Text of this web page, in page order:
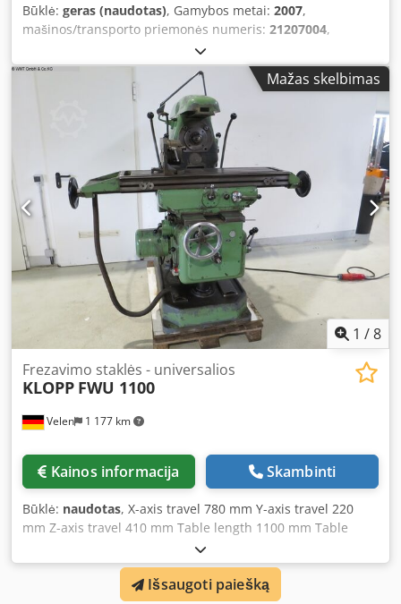
Būklė: geras (naudotas), Gamybos metai: 2007,
mašinos/transporto priemonės numeris: 21207004,
Pasiūlymas 25434 Techniniai duomenys: - Ašių darbinė
eiga Dodpfx Asx Dl Hhoc Heck - X (išilginė) / Y (skersinė) / Z
(vertikali) 750 / 380 / 380 mm - Stalo matmenys 1300 x 300
mm - Įrankio tvirtinimas ISO 40 - Automatinis grąžto
įpresavimo pastūma - Įpresavimo eiga - Sriegimo įrenginys
140 mm - Atstumas tarp vertikalios ašies ir stalo 20 - 540
mm - Darbinio veleno apsisukimų dažnis 80 - 3800 aps/min
- X – Y ir Z ašių pastūma - Greita eiga 1400 mm/min - 45° į
kairę ir dešinę pasukamas vertikalus frezavimo galvutė -
360° pasukamas viršutinis svirtis - Aušinimo skysčio
sistema - Pavara 400 V / 5,0 kW - Užimama vieta apie Plotis
2000 x Aukštis 2500 x Gylis 2100 mm - Svoris apie 2200 kg -
Atskiroje darbastalio / įrankių spintoje su įvairia priedais
Mažas skelbimas
1 /8
Velen 1 177 km
Frezavimo staklės - universalios
KLOPP FWU 1100
Kainos informacija Skambinti
Būklė: naudotas, X-axis travel 780 mm Y-axis travel 220
mm Z-axis travel 410 mm Table length 1100 mm Table
width 270 mm Spindle speeds 40 - 960 rpm Spindle taper
SK 40 Total power requirement kW Machine weight
approx. 1.7 t Space requirement approx. 1.8 x 1.6 x 1.8 m
Išsaugoti paiešką